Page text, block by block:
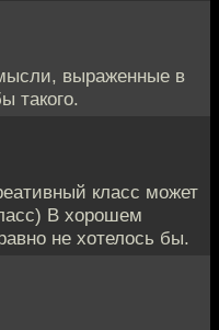
выраженные в
такого.
класс может
В хорошем
не хотелось бы.